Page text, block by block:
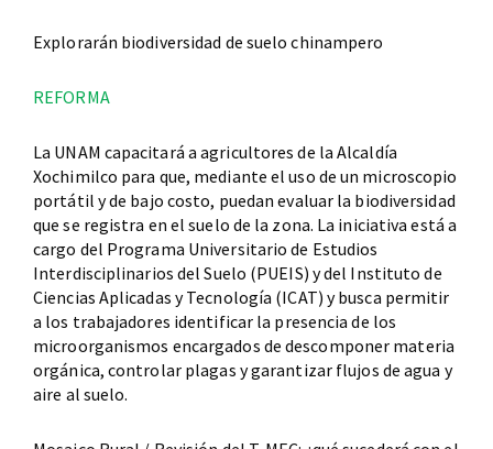
Explorarán biodiversidad de suelo chinampero
REFORMA
La UNAM capacitará a agricultores de la Alcaldía
Xochimilco para que, mediante el uso de un microscopio
portátil y de bajo costo, puedan evaluar la biodiversidad
que se registra en el suelo de la zona. La iniciativa está a
cargo del Programa Universitario de Estudios
Interdisciplinarios del Suelo (PUEIS) y del Instituto de
Ciencias Aplicadas y Tecnología (ICAT) y busca permitir
a los trabajadores identificar la presencia de los
microorganismos encargados de descomponer materia
orgánica, controlar plagas y garantizar flujos de agua y
aire al suelo.